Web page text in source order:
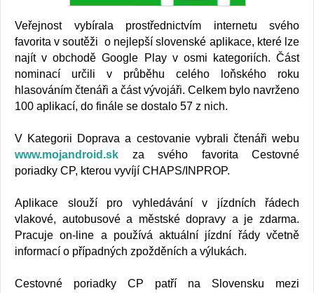
Veřejnost vybírala prostřednictvím internetu svého
favorita v soutěži o nejlepší slovenské aplikace, které lze
najít v obchodě Google Play v osmi kategoriích. Část
nominací určili v průběhu celého loňského roku
hlasováním čtenáři a část vývojáři. Celkem bylo navrženo
100 aplikací, do finále se dostalo 57 z nich.
V Kategorii Doprava a cestovanie vybrali čtenáři webu
www.mojandroid.sk za svého favorita Cestovné
poriadky CP, kterou vyvíjí CHAPS/INPROP.
Aplikace slouží pro vyhledávání v jízdních řádech
vlakové, autobusové a městské dopravy a je zdarma.
Pracuje on-line a používá aktuální jízdní řády včetně
informací o případných zpožděních a výlukách.
Cestovné poriadky CP patří na Slovensku mezi